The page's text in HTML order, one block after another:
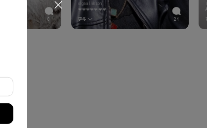
8
olgaallikson
🌹🌹🌹🌹🌹🌹🌹
更多 24